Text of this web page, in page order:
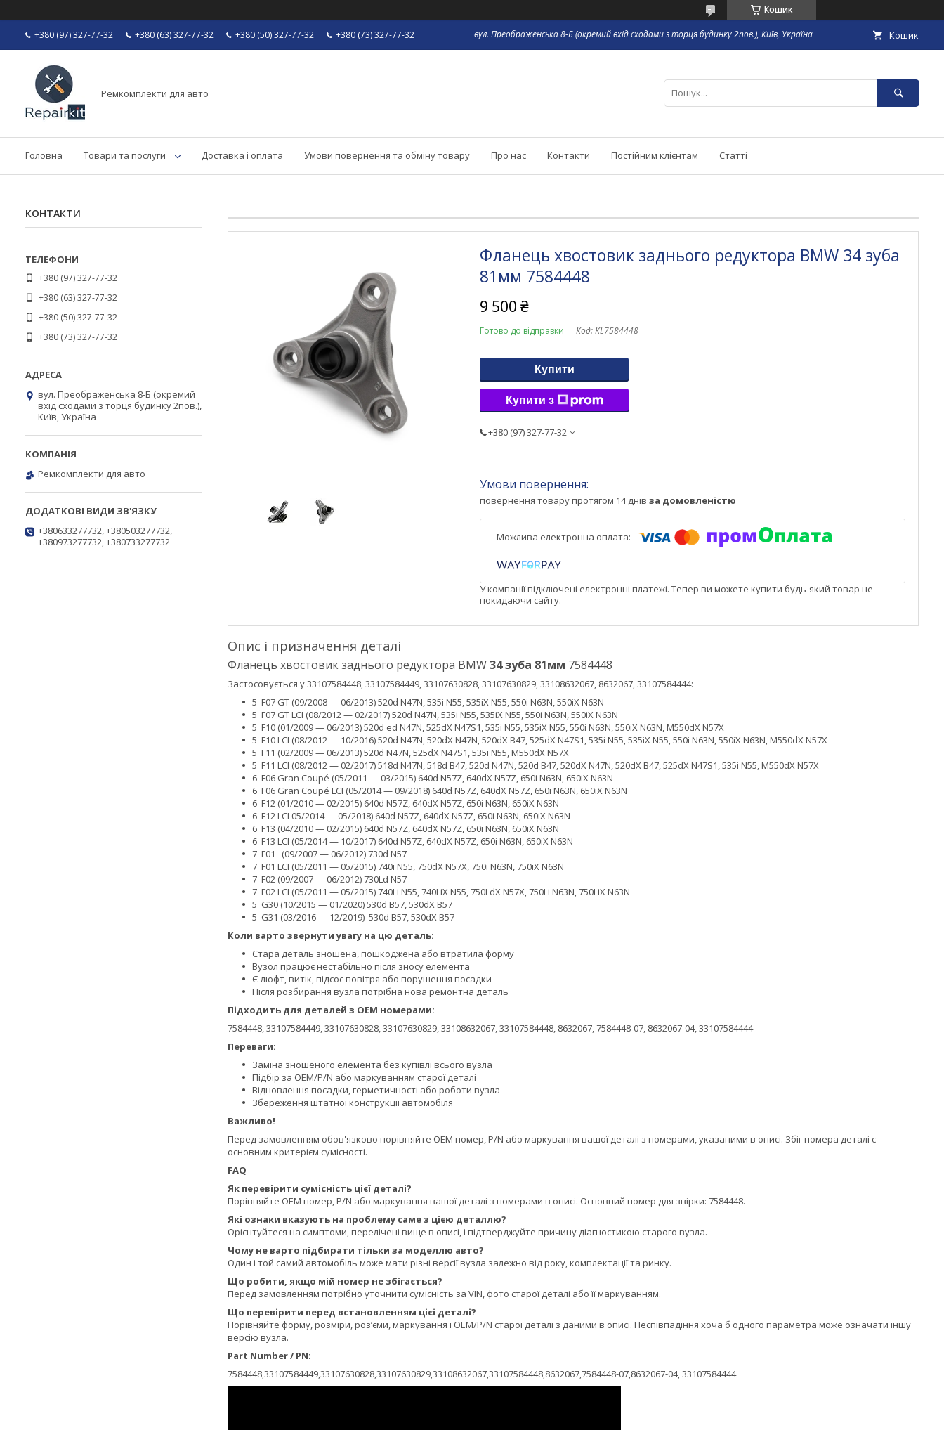
Кошик
+380 (97) 327-77-32 +380 (63) 327-77-32 +380 (50) 327-77-32 +380 (73) 327-77-32 вул. Преображенська 8-Б (окремий вхід сходами з торця будинку 2пов.), Київ, Україна Кошик
Ремкомплекти для авто
Головна Товари та послуги Доставка і оплата Умови повернення та обміну товару Про нас Контакти Постійним клієнтам Статті
Фланець хвостовик заднього редуктора BMW 34 зуба
81мм 7584448
9 500 ₴
Готово до відправки Код:KL7584448
Купити
Купити з
+380 (97) 327-77-32
повернення товару протягом 14 днів за домовленістю
У компанії підключені електронні платежі. Тепер ви можете купити будь-який товар не
покидаючи сайту.
Опис і призначення деталі
Фланець хвостовик заднього редуктора BMW34 зуба 81мм 7584448
Застосовується у 33107584448, 33107584449, 33107630828, 33107630829, 33108632067, 8632067, 33107584444:
5' F07 GT (09/2008 — 06/2013) 520d N47N, 535i N55, 535iX N55, 550i N63N, 550iX N63N
5' F07 GT LCI (08/2012 — 02/2017) 520d N47N, 535i N55, 535iX N55, 550i N63N, 550iX N63N
5' F10 (01/2009 — 06/2013) 520d ed N47N, 525dX N47S1, 535i N55, 535iX N55, 550i N63N, 550iX N63N, M550dX N57X
5' F10 LCI (08/2012 — 10/2016) 520d N47N, 520dX N47N, 520dX B47, 525dX N47S1, 535i N55, 535iX N55, 550i N63N, 550iX N63N, M550dX N57X
5' F11 (02/2009 — 06/2013) 520d N47N, 525dX N47S1, 535i N55, M550dX N57X
5' F11 LCI (08/2012 — 02/2017) 518d N47N, 518d B47, 520d N47N, 520d B47, 520dX N47N, 520dX B47, 525dX N47S1, 535i N55, M550dX N57X
6' F06 Gran Coupé (05/2011 — 03/2015) 640d N57Z, 640dX N57Z, 650i N63N, 650iX N63N
6' F06 Gran Coupé LCI (05/2014 — 09/2018) 640d N57Z, 640dX N57Z, 650i N63N, 650iX N63N
6' F12 (01/2010 — 02/2015) 640d N57Z, 640dX N57Z, 650i N63N, 650iX N63N
6' F12 LCI 05/2014 — 05/2018) 640d N57Z, 640dX N57Z, 650i N63N, 650iX N63N
6' F13 (04/2010 — 02/2015) 640d N57Z, 640dX N57Z, 650i N63N, 650iX N63N
6' F13 LCI (05/2014 — 10/2017) 640d N57Z, 640dX N57Z, 650i N63N, 650iX N63N
7' F01 (09/2007 — 06/2012) 730d N57
7' F01 LCI (05/2011 — 05/2015) 740i N55, 750dX N57X, 750i N63N, 750iX N63N
7' F02 (09/2007 — 06/2012) 730Ld N57
7' F02 LCI (05/2011 — 05/2015) 740Li N55, 740LiX N55, 750LdX N57X, 750Li N63N, 750LiX N63N
5' G30 (10/2015 — 01/2020) 530d B57, 530dX B57
5' G31 (03/2016 — 12/2019) 530d B57, 530dX B57
Коли варто звернути увагу на цю деталь:
Стара деталь зношена, пошкоджена або втратила форму
Вузол працює нестабільно після зносу елемента
Є люфт, витік, підсос повітря або порушення посадки
Після розбирання вузла потрібна нова ремонтна деталь
Підходить для деталей з OEM номерами:
7584448, 33107584449, 33107630828, 33107630829, 33108632067, 33107584448, 8632067, 7584448-07, 8632067-04, 33107584444
Переваги:
Заміна зношеного елемента без купівлі всього вузла
Підбір за OEM/P/N або маркуванням старої деталі
Відновлення посадки, герметичності або роботи вузла
Збереження штатної конструкції автомобіля
Важливо!
Перед замовленням обов'язково порівняйте OEM номер, P/N або маркування вашої деталі з номерами, указаними в описі. Збіг номера деталі є
основним критерієм сумісності.
FAQ
Як перевірити сумісність цієї деталі?
Порівняйте OEM номер, P/N або маркування вашої деталі з номерами в описі. Основний номер для звірки: 7584448.
Які ознаки вказують на проблему саме з цією деталлю?
Орієнтуйтеся на симптоми, перелічені вище в описі, і підтверджуйте причину діагностикою старого вузла.
Чому не варто підбирати тільки за моделлю авто?
Один і той самий автомобіль може мати різні версії вузла залежно від року, комплектації та ринку.
Що робити, якщо мій номер не збігається?
Перед замовленням потрібно уточнити сумісність за VIN, фото старої деталі або її маркуванням.
Що перевірити перед встановленням цієї деталі?
Порівняйте форму, розміри, роз’єми, маркування і OEM/P/N старої деталі з даними в описі. Неспівпадіння хоча б одного параметра може означати іншу
версію вузла.
Part Number / PN:
7584448,33107584449,33107630828,33107630829,33108632067,33107584448,8632067,7584448-07,8632067-04, 33107584444
КОНТАКТИ
+380 (97) 327-77-32
+380 (63) 327-77-32
+380 (50) 327-77-32
+380 (73) 327-77-32
вул. Преображенська 8-Б (окремий
вхід сходами з торця будинку 2пов.),
Київ, Україна
Ремкомплекти для авто
+380633277732, +380503277732,
+380973277732, +380733277732